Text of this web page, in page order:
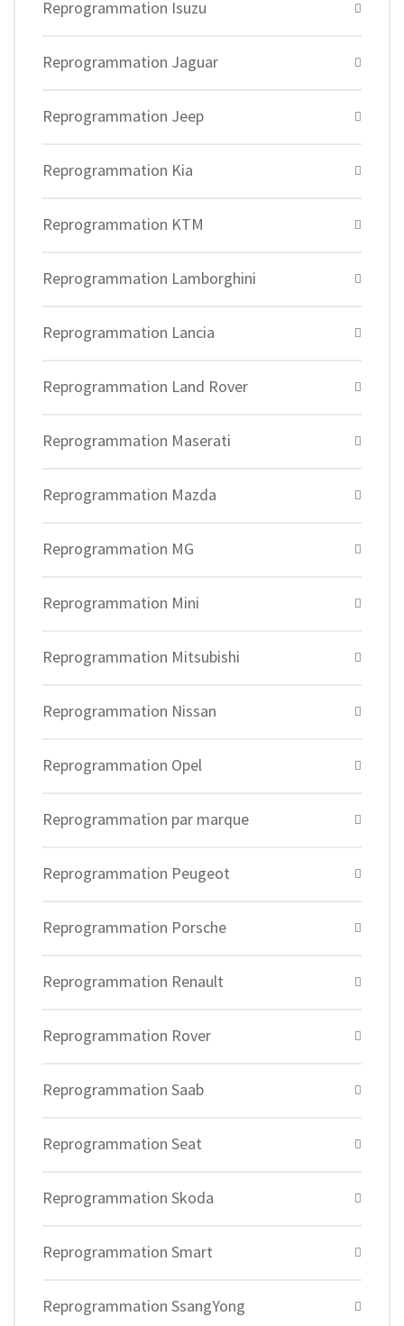
Reprogrammation Isuzu
Reprogrammation Jaguar
Reprogrammation Jeep
Reprogrammation Kia
Reprogrammation KTM
Reprogrammation Lamborghini
Reprogrammation Lancia
Reprogrammation Land Rover
Reprogrammation Maserati
Reprogrammation Mazda
Reprogrammation MG
Reprogrammation Mini
Reprogrammation Mitsubishi
Reprogrammation Nissan
Reprogrammation Opel
Reprogrammation par marque
Reprogrammation Peugeot
Reprogrammation Porsche
Reprogrammation Renault
Reprogrammation Rover
Reprogrammation Saab
Reprogrammation Seat
Reprogrammation Skoda
Reprogrammation Smart
Reprogrammation SsangYong